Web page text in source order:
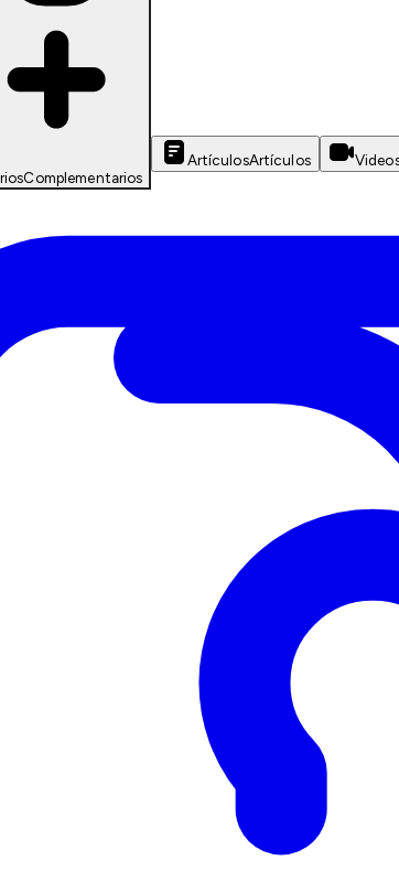
Complementarios
ArtículosArtículos